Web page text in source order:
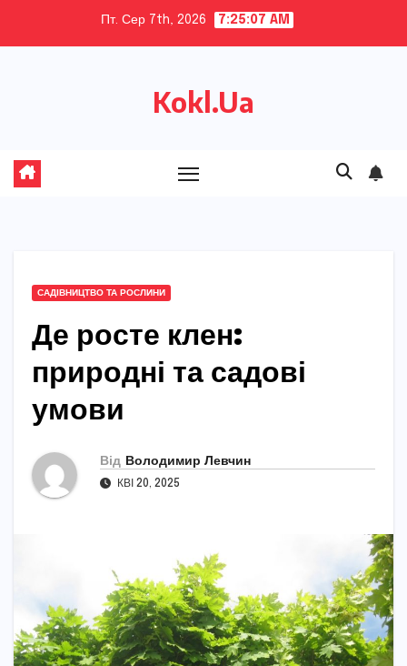
Пт. Сер 7th, 2026 7:25:08 AM
Kokl.Ua
САДІВНИЦТВО ТА РОСЛИНИ
Де росте клен:
природні та садові
умови
Від Володимир Левчин
КВІ 20, 2025